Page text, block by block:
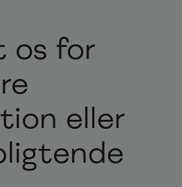
os for
eller